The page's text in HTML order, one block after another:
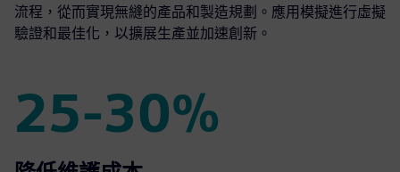
流程，從而實現無縫的產品和製造規劃。應用模擬進行虛擬
驗證和最佳化，以擴展生產並加速創新。
25-30%